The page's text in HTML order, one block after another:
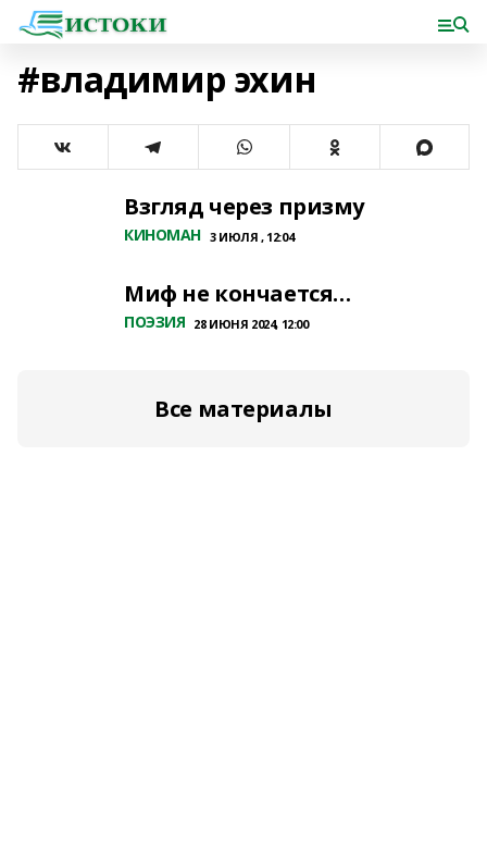
#владимир эхин
Взгляд через призму
КИНОМАН 3 ИЮЛЯ , 12:04
Миф не кончается…
ПОЭЗИЯ 28 ИЮНЯ 2024, 12:00
Все материалы